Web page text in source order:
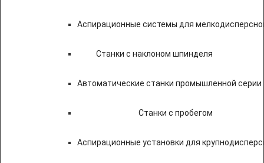
Аспирационные системы для
Станки с наклоном шпинделя
Автоматические станки промышленной серии
Станки с пробегом
Аспирационные установки для